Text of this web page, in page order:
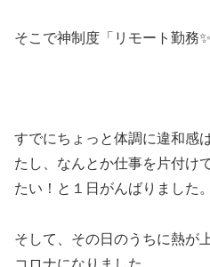
そこで神制度「リモート勤務✨
すでにちょっと体調に違和感
たし、なんとか仕事を片付け
たい！と１日がんばりました。
そして、その日のうちに熱が